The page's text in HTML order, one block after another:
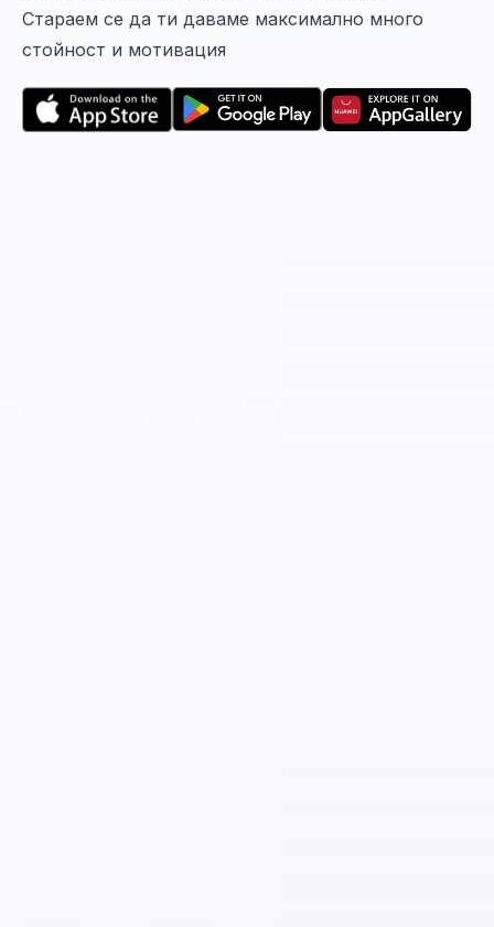
Стараем се да ти даваме максимално много
стойност и мотивация